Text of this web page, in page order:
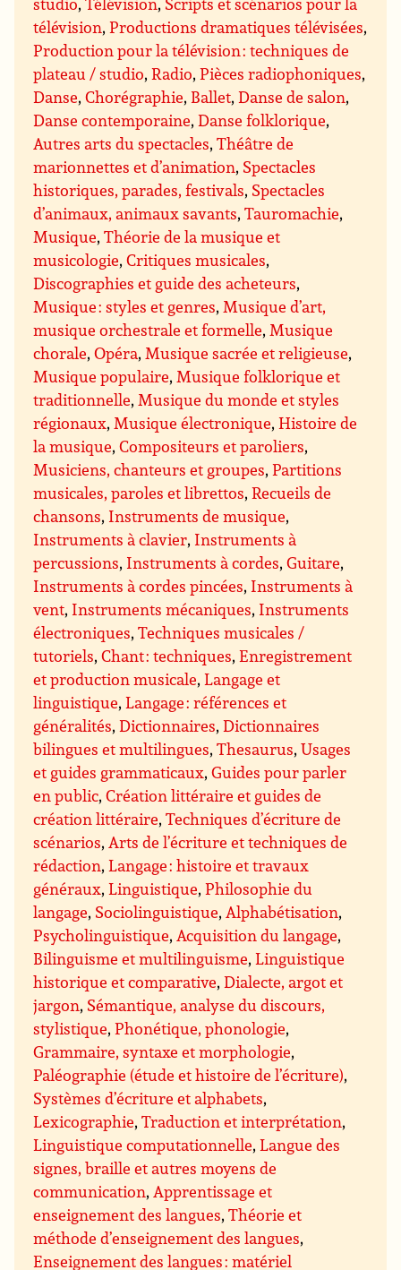
télévision,Productions dramatiques télévisées,
Production pour la télévision : techniques de
plateau / studio,Radio,Pièces radiophoniques,
Danse,Chorégraphie, Ballet,Danse de salon,
Danse contemporaine,Danse folklorique,
Autres arts du spectacles,Théâtre de
marionnettes et d’animation, Spectacles
historiques, parades, festivals, Spectacles
d’animaux, animaux savants,Tauromachie,
Musique,Théorie de la musique et
musicologie,Critiques musicales,
Discographies et guide des acheteurs,
Musique : styles et genres,Musique d’art,
musique orchestrale et formelle,Musique
chorale,Opéra,Musique sacrée et religieuse,
Musique populaire,Musique folklorique et
traditionnelle,Musique du monde et styles
régionaux,Musique électronique,Histoire de
la musique,Compositeurs et paroliers,
Musiciens, chanteurs et groupes,Partitions
musicales, paroles et librettos,Recueils de
chansons, Instruments de musique,
Instruments à clavier, Instruments à
percussions, Instruments à cordes,Guitare,
Instruments à cordes pincées, Instruments à
vent, Instruments mécaniques, Instruments
électroniques,Techniques musicales /
tutoriels,Chant : techniques,Enregistrement
et production musicale,Langage et
linguistique,Langage : références et
généralités,Dictionnaires,Dictionnaires
bilingues et multilingues,Thesaurus,Usages
et guides grammaticaux,Guides pour parler
en public,Création littéraire et guides de
création littéraire,Techniques d’écriture de
scénarios,Arts de l’écriture et techniques de
rédaction,Langage : histoire et travaux
généraux,Linguistique,Philosophie du
langage, Sociolinguistique,Alphabétisation,
Psycholinguistique,Acquisition du langage,
Bilinguisme et multilinguisme,Linguistique
historique et comparative,Dialecte, argot et
jargon, Sémantique, analyse du discours,
stylistique,Phonétique, phonologie,
Grammaire, syntaxe et morphologie,
Paléographie (étude et histoire de l’écriture),
Systèmes d’écriture et alphabets,
Lexicographie,Traduction et interprétation,
Linguistique computationnelle,Langue des
signes, braille et autres moyens de
communication,Apprentissage et
enseignement des langues,Théorie et
méthode d’enseignement des langues,
Enseignement des langues : matériel